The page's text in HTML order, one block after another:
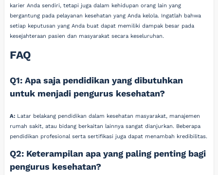
karier Anda sendiri, tetapi juga dalam kehidupan orang lain yang
bergantung pada pelayanan kesehatan yang Anda kelola. Ingatlah bahwa
setiap keputusan yang Anda buat dapat memiliki dampak besar pada
kesejahteraan pasien dan masyarakat secara keseluruhan.
FAQ
Q1: Apa saja pendidikan yang dibutuhkan
untuk menjadi pengurus kesehatan?
A: Latar belakang pendidikan dalam kesehatan masyarakat, manajemen
rumah sakit, atau bidang berkaitan lainnya sangat dianjurkan. Beberapa
pendidikan profesional serta sertifikasi juga dapat menambah kredibilitas.
Q2: Keterampilan apa yang paling penting bagi
pengurus kesehatan?